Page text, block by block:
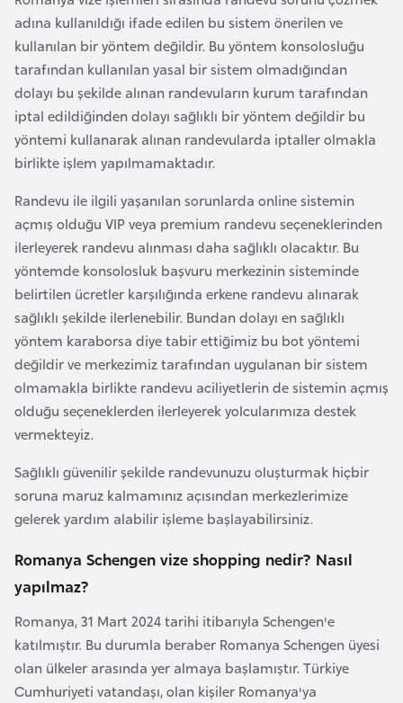
adına kullanıldığı ifade edilen bu sistem önerilen ve
kullanılan bir yöntem değildir. Bu yöntem konsolosluğu
tarafından kullanılan yasal bir sistem olmadığından
dolayı bu şekilde alınan randevuların kurum tarafından
iptal edildiğinden dolayı sağlıklı bir yöntem değildir bu
yöntemi kullanarak alınan randevularda iptaller olmakla
birlikte işlem yapılmamaktadır.
Randevu ile ilgili yaşanılan sorunlarda online sistemin
açmış olduğu VIP veya premium randevu seçeneklerinden
ilerleyerek randevu alınması daha sağlıklı olacaktır. Bu
yöntemde konsolosluk başvuru merkezinin sisteminde
belirtilen ücretler karşılığında erkene randevu alınarak
sağlıklı şekilde ilerlenebilir. Bundan dolayı en sağlıklı
yöntem karaborsa diye tabir ettiğimiz bu bot yöntemi
değildir ve merkezimiz tarafından uygulanan bir sistem
olmamakla birlikte randevu aciliyetlerin de sistemin açmış
olduğu seçeneklerden ilerleyerek yolcularımıza destek
vermekteyiz.
Sağlıklı güvenilir şekilde randevunuzu oluşturmak hiçbir
soruna maruz kalmamınız açısından merkezlerimize
gelerek yardım alabilir işleme başlayabilirsiniz.
Romanya Schengen vize shopping nedir? Nasıl
yapılmaz?
Romanya, 31 Mart 2024 tarihi itibarıyla Schengen'e
katılmıştır. Bu durumla beraber Romanya Schengen üyesi
olan ülkeler arasında yer almaya başlamıştır. Türkiye
Cumhuriyeti vatandaşı, olan kişiler Romanya'ya
a
u
G
i
n
e
G
r
e
n
a
d
a
G
ü
n
e
y
o
r